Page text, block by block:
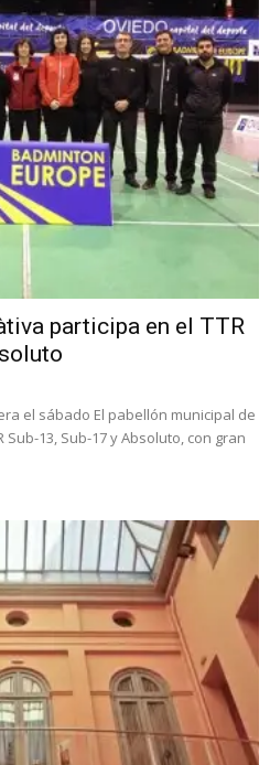
participa en el TTR
el sábado El pabellón municipal de
13, Sub-17 y Absoluto, con gran